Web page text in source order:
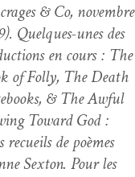
& Co, novem­bre
Quelques-unes des
en cours : The
of Fol­ly, The Death
, &The Awful
Toward God:
recueils de poèmes
Sex­ton. Pour les